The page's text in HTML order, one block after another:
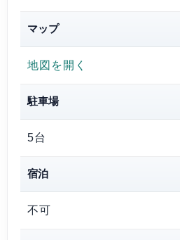
マップ
地図を開く
駐車場
5台
宿泊
不可